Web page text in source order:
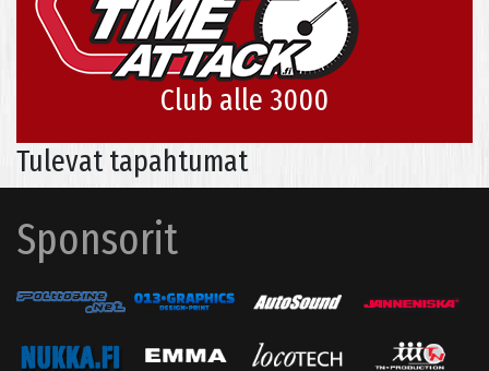
Club alle 3000
Tulevat tapahtumat
Sponsorit